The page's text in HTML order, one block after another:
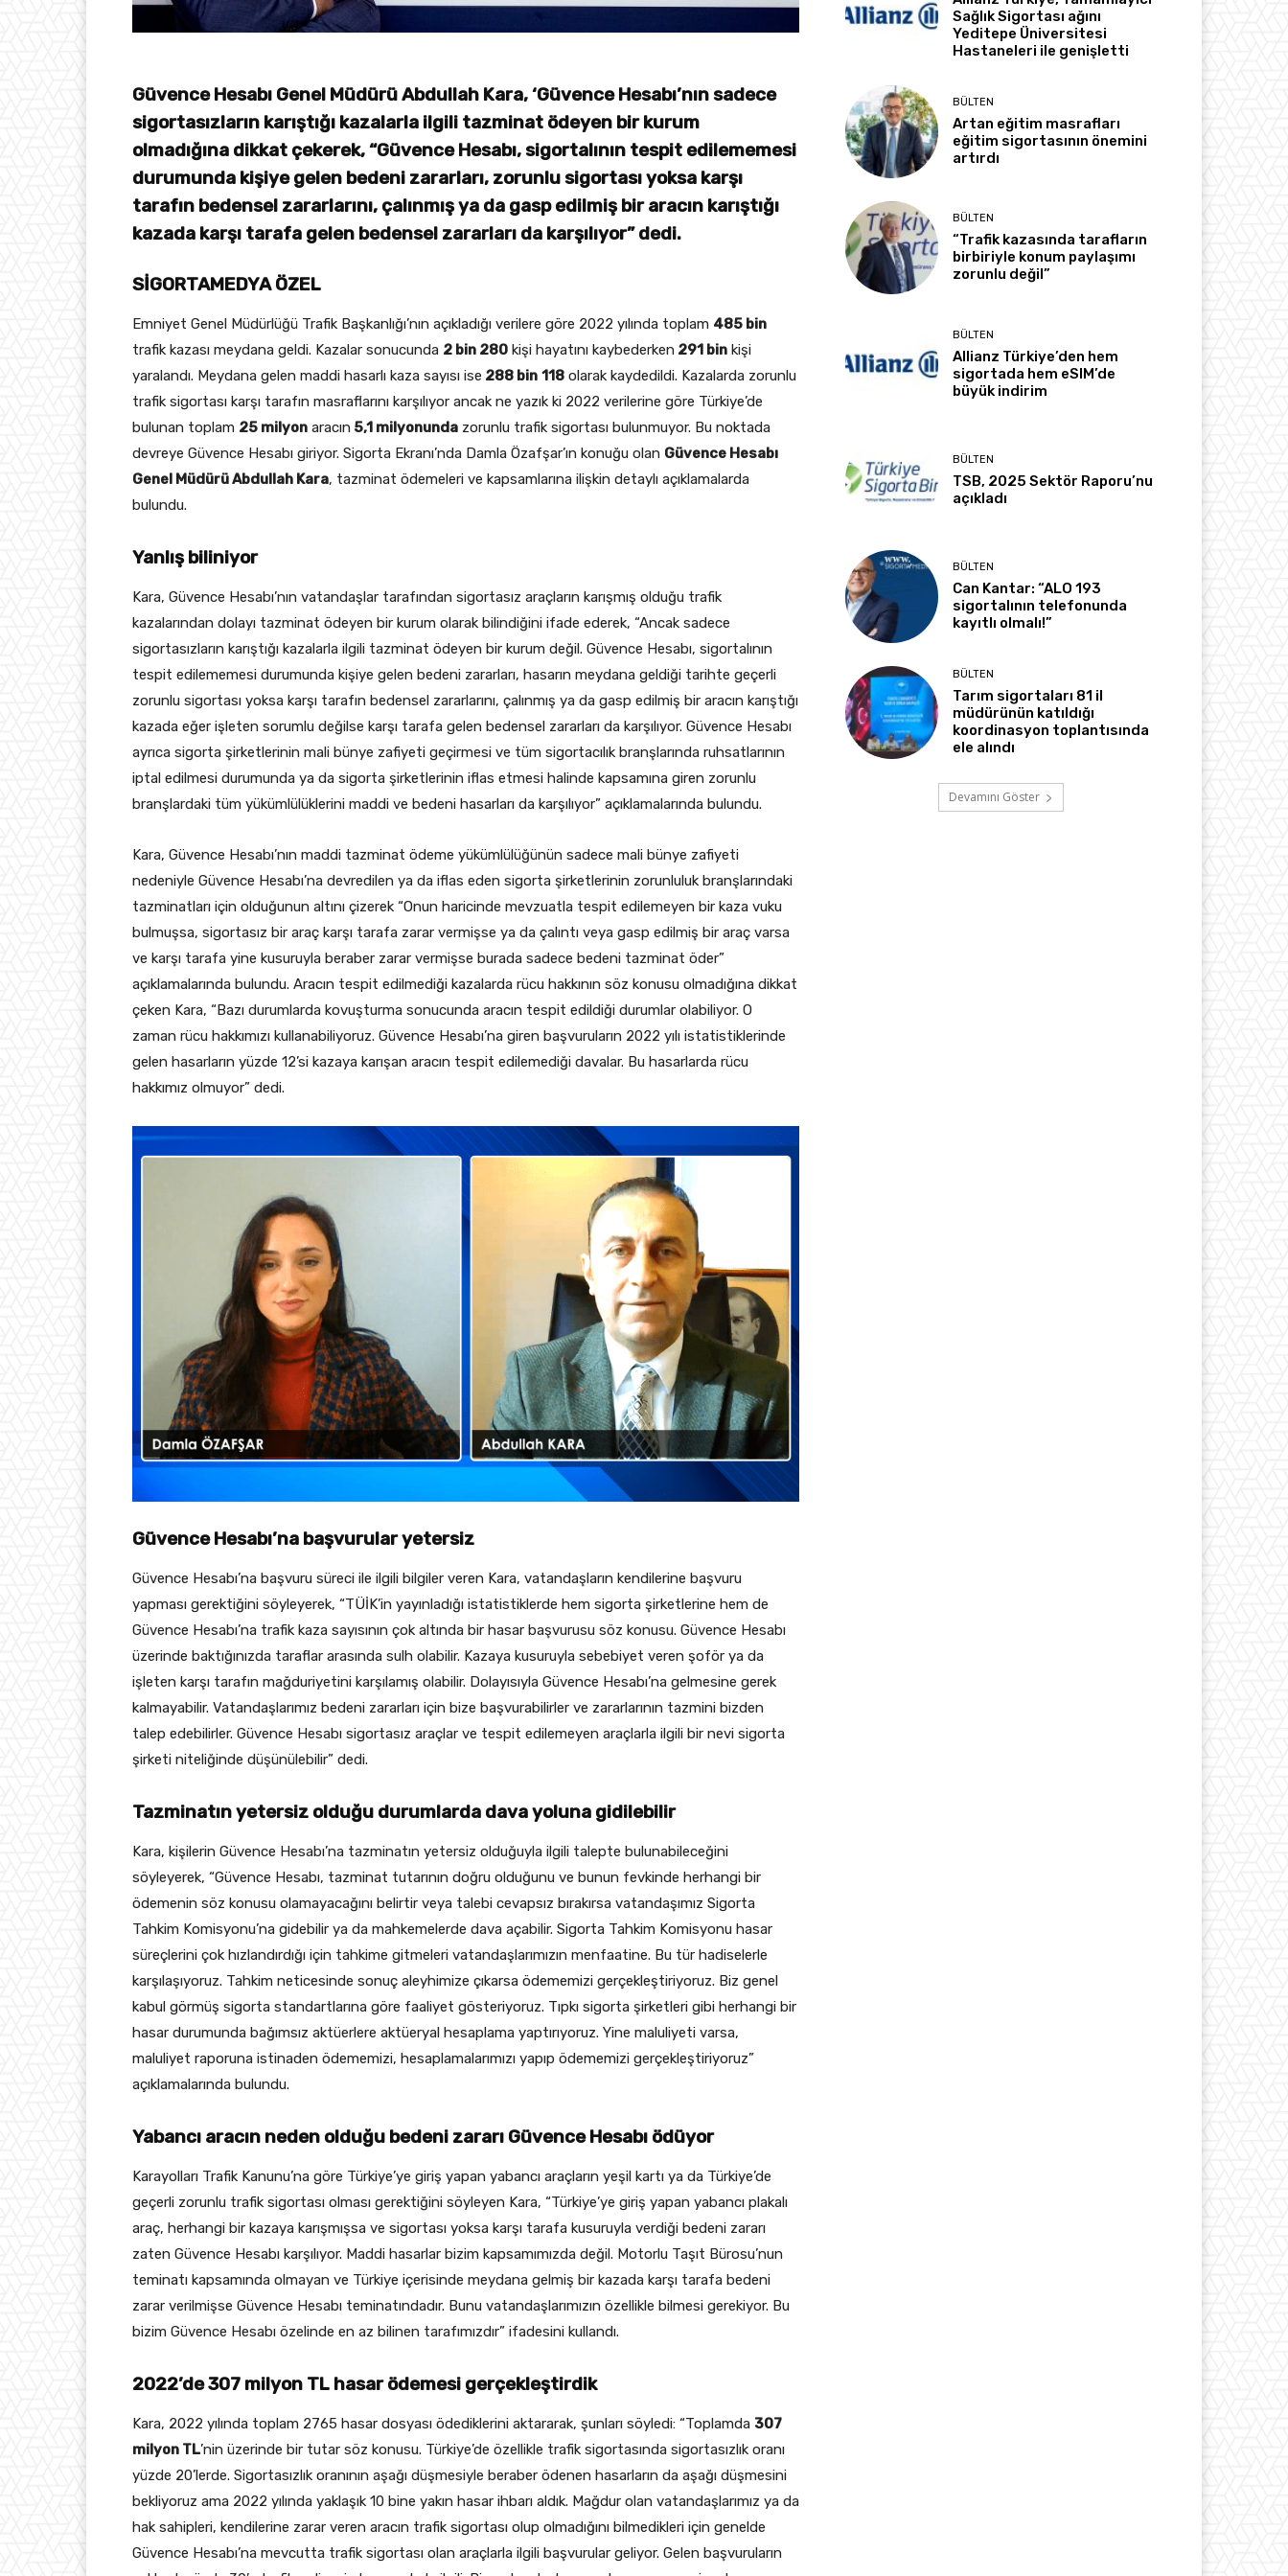
Güvence Hesabı Genel Müdürü Abdullah Kara, ‘Güvence Hesabı’nın sadece
sigortasızların karıştığı kazalarla ilgili tazminat ödeyen bir kurum
olmadığına dikkat çekerek, “Güvence Hesabı, sigortalının tespit edilememesi
durumunda kişiye gelen bedeni zararları, zorunlu sigortası yoksa karşı
tarafın bedensel zararlarını, çalınmış ya da gasp edilmiş bir aracın karıştığı
kazada karşı tarafa gelen bedensel zararları da karşılıyor” dedi.
SİGORTAMEDYA ÖZEL
Emniyet Genel Müdürlüğü Trafik Başkanlığı’nın açıkladığı verilere göre 2022 yılında toplam 485 bin
trafik kazası meydana geldi. Kazalar sonucunda 2 bin 280 kişi hayatını kaybederken 291 bin kişi
yaralandı. Meydana gelen maddi hasarlı kaza sayısı ise 288 bin 118 olarak kaydedildi. Kazalarda zorunlu
trafik sigortası karşı tarafın masraflarını karşılıyor ancak ne yazık ki 2022 verilerine göre Türkiye’de
bulunan toplam 25 milyon aracın 5,1 milyonunda zorunlu trafik sigortası bulunmuyor. Bu noktada
devreye Güvence Hesabı giriyor. Sigorta Ekranı’nda Damla Özafşar’ın konuğu olan Güvence Hesabı
Genel Müdürü Abdullah Kara, tazminat ödemeleri ve kapsamlarına ilişkin detaylı açıklamalarda
bulundu.
Yanlış biliniyor
Kara, Güvence Hesabı’nın vatandaşlar tarafından sigortasız araçların karışmış olduğu trafik
kazalarından dolayı tazminat ödeyen bir kurum olarak bilindiğini ifade ederek, “Ancak sadece
sigortasızların karıştığı kazalarla ilgili tazminat ödeyen bir kurum değil. Güvence Hesabı, sigortalının
tespit edilememesi durumunda kişiye gelen bedeni zararları, hasarın meydana geldiği tarihte geçerli
zorunlu sigortası yoksa karşı tarafın bedensel zararlarını, çalınmış ya da gasp edilmiş bir aracın karıştığı
kazada eğer işleten sorumlu değilse karşı tarafa gelen bedensel zararları da karşılıyor. Güvence Hesabı
ayrıca sigorta şirketlerinin mali bünye zafiyeti geçirmesi ve tüm sigortacılık branşlarında ruhsatlarının
iptal edilmesi durumunda ya da sigorta şirketlerinin iflas etmesi halinde kapsamına giren zorunlu
branşlardaki tüm yükümlülüklerini maddi ve bedeni hasarları da karşılıyor” açıklamalarında bulundu.
Kara, Güvence Hesabı’nın maddi tazminat ödeme yükümlülüğünün sadece mali bünye zafiyeti
nedeniyle Güvence Hesabı’na devredilen ya da iflas eden sigorta şirketlerinin zorunluluk branşlarındaki
tazminatları için olduğunun altını çizerek “Onun haricinde mevzuatla tespit edilemeyen bir kaza vuku
bulmuşsa, sigortasız bir araç karşı tarafa zarar vermişse ya da çalıntı veya gasp edilmiş bir araç varsa
ve karşı tarafa yine kusuruyla beraber zarar vermişse burada sadece bedeni tazminat öder”
açıklamalarında bulundu. Aracın tespit edilmediği kazalarda rücu hakkının söz konusu olmadığına dikkat
çeken Kara, “Bazı durumlarda kovuşturma sonucunda aracın tespit edildiği durumlar olabiliyor. O
zaman rücu hakkımızı kullanabiliyoruz. Güvence Hesabı’na giren başvuruların 2022 yılı istatistiklerinde
gelen hasarların yüzde 12’si kazaya karışan aracın tespit edilemediği davalar. Bu hasarlarda rücu
hakkımız olmuyor” dedi.
Güvence Hesabı’na başvurular yetersiz
Güvence Hesabı’na başvuru süreci ile ilgili bilgiler veren Kara, vatandaşların kendilerine başvuru
yapması gerektiğini söyleyerek, “TÜİK’in yayınladığı istatistiklerde hem sigorta şirketlerine hem de
Güvence Hesabı’na trafik kaza sayısının çok altında bir hasar başvurusu söz konusu. Güvence Hesabı
üzerinde baktığınızda taraflar arasında sulh olabilir. Kazaya kusuruyla sebebiyet veren şoför ya da
işleten karşı tarafın mağduriyetini karşılamış olabilir. Dolayısıyla Güvence Hesabı’na gelmesine gerek
kalmayabilir. Vatandaşlarımız bedeni zararları için bize başvurabilirler ve zararlarının tazmini bizden
talep edebilirler. Güvence Hesabı sigortasız araçlar ve tespit edilemeyen araçlarla ilgili bir nevi sigorta
şirketi niteliğinde düşünülebilir” dedi.
Tazminatın yetersiz olduğu durumlarda dava yoluna gidilebilir
Kara, kişilerin Güvence Hesabı’na tazminatın yetersiz olduğuyla ilgili talepte bulunabileceğini
söyleyerek, “Güvence Hesabı, tazminat tutarının doğru olduğunu ve bunun fevkinde herhangi bir
ödemenin söz konusu olamayacağını belirtir veya talebi cevapsız bırakırsa vatandaşımız Sigorta
Tahkim Komisyonu’na gidebilir ya da mahkemelerde dava açabilir. Sigorta Tahkim Komisyonu hasar
süreçlerini çok hızlandırdığı için tahkime gitmeleri vatandaşlarımızın menfaatine. Bu tür hadiselerle
karşılaşıyoruz. Tahkim neticesinde sonuç aleyhimize çıkarsa ödememizi gerçekleştiriyoruz. Biz genel
kabul görmüş sigorta standartlarına göre faaliyet gösteriyoruz. Tıpkı sigorta şirketleri gibi herhangi bir
hasar durumunda bağımsız aktüerlere aktüeryal hesaplama yaptırıyoruz. Yine maluliyeti varsa,
maluliyet raporuna istinaden ödememizi, hesaplamalarımızı yapıp ödememizi gerçekleştiriyoruz”
açıklamalarında bulundu.
Yabancı aracın neden olduğu bedeni zararı Güvence Hesabı ödüyor
Karayolları Trafik Kanunu’na göre Türkiye’ye giriş yapan yabancı araçların yeşil kartı ya da Türkiye’de
geçerli zorunlu trafik sigortası olması gerektiğini söyleyen Kara, “Türkiye’ye giriş yapan yabancı plakalı
araç, herhangi bir kazaya karışmışsa ve sigortası yoksa karşı tarafa kusuruyla verdiği bedeni zararı
zaten Güvence Hesabı karşılıyor. Maddi hasarlar bizim kapsamımızda değil. Motorlu Taşıt Bürosu’nun
teminatı kapsamında olmayan ve Türkiye içerisinde meydana gelmiş bir kazada karşı tarafa bedeni
zarar verilmişse Güvence Hesabı teminatındadır. Bunu vatandaşlarımızın özellikle bilmesi gerekiyor. Bu
bizim Güvence Hesabı özelinde en az bilinen tarafımızdır” ifadesini kullandı.
2022’de 307 milyon TL hasar ödemesi gerçekleştirdik
Kara, 2022 yılında toplam 2765 hasar dosyası ödediklerini aktararak, şunları söyledi: “Toplamda 307
milyon TL’nin üzerinde bir tutar söz konusu. Türkiye’de özellikle trafik sigortasında sigortasızlık oranı
yüzde 20’lerde. Sigortasızlık oranının aşağı düşmesiyle beraber ödenen hasarların da aşağı düşmesini
bekliyoruz ama 2022 yılında yaklaşık 10 bine yakın hasar ihbarı aldık. Mağdur olan vatandaşlarımız ya da
hak sahipleri, kendilerine zarar veren aracın trafik sigortası olup olmadığını bilmedikleri için genelde
Güvence Hesabı’na mevcutta trafik sigortası olan araçlarla ilgili başvurular geliyor. Gelen başvuruların
Sağlık Sigortası ağını
Yeditepe Üniversitesi
Hastaneleri ile genişletti
BÜLTEN
Artan eğitim masrafları
eğitim sigortasının önemini
artırdı
BÜLTEN
“Trafik kazasında tarafların
birbiriyle konum paylaşımı
zorunlu değil”
BÜLTEN
Allianz Türkiye’den hem
sigortada hem eSIM’de
büyük indirim
BÜLTEN
TSB, 2025 Sektör Raporu’nu
açıkladı
BÜLTEN
Can Kantar: “ALO 193
sigortalının telefonunda
kayıtlı olmalı!”
BÜLTEN
Tarım sigortaları 81 il
müdürünün katıldığı
koordinasyon toplantısında
ele alındı
Devamını Göster